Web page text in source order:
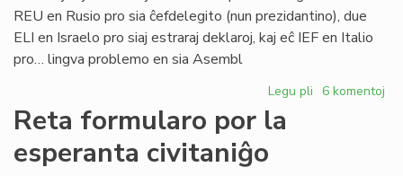
REU en Rusio pro sia ĉefdelegito (nun prezidantino), due
ELI en Israelo pro siaj estraraj deklaroj, kaj eĉ IEF en Italio
pro… lingva problemo en sia Asembl
Legu pli pri
6 komentoj
Reta formularo por la
esperanta civitaniĝo